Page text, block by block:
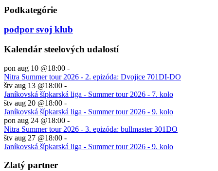
Podkategórie
podpor svoj klub
Kalendár steelových udalostí
pon aug 10 @18:00 -
Nitra Summer tour 2026 - 2. epizóda: Dvojice 701DI-DO
štv aug 13 @18:00 -
Janíkovská šípkarská liga - Summer tour 2026 - 7. kolo
štv aug 20 @18:00 -
Janíkovská šípkarská liga - Summer tour 2026 - 9. kolo
pon aug 24 @18:00 -
Nitra Summer tour 2026 - 3. epizóda: bullmaster 301DO
štv aug 27 @18:00 -
Janíkovská šípkarská liga - Summer tour 2026 - 9. kolo
Zlatý partner